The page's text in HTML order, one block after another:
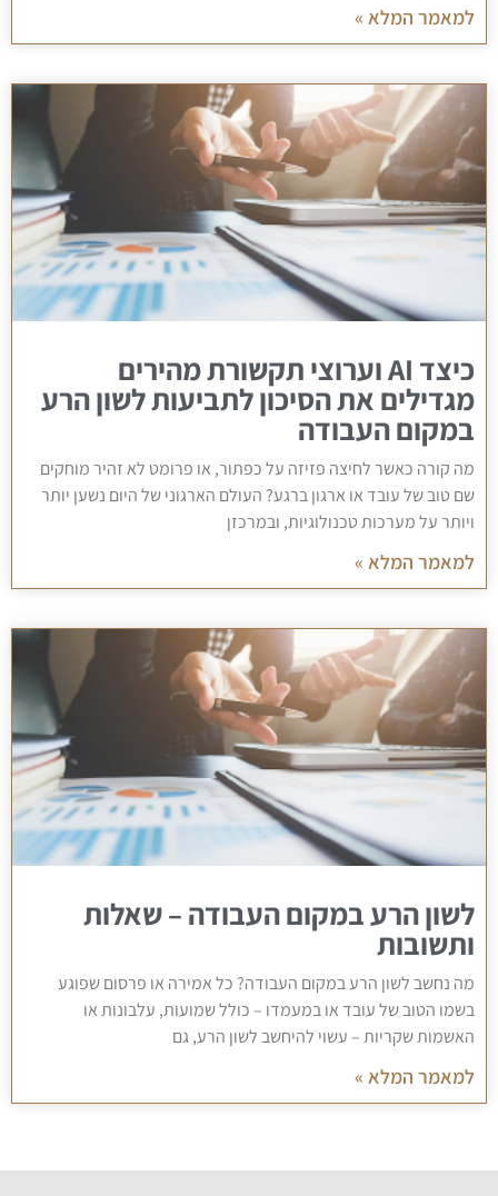
למאמר המלא »
כיצד AI וערוצי תקשורת מהירים
מגדילים את הסיכון לתביעות לשון הרע
במקום העבודה
מה קורה כאשר לחיצה פזיזה על כפתור, או פרומט לא זהיר מוחקים
שם טוב של עובד או ארגון ברגע? העולם הארגוני של היום נשען יותר
ויותר על מערכות טכנולוגיות, ובמרכזן
למאמר המלא »
לשון הרע במקום העבודה – שאלות
ותשובות
מה נחשב לשון הרע במקום העבודה? כל אמירה או פרסום שפוגע
בשמו הטוב של עובד או במעמדו – כולל שמועות, עלבונות או
האשמות שקריות – עשוי להיחשב לשון הרע, גם
למאמר המלא »